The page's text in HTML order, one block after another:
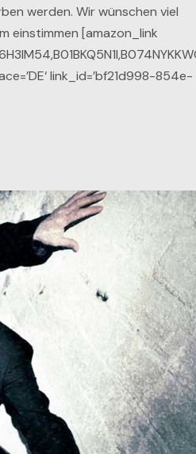
werden. Wir wünschen viel
einstimmen [amazon_link
link_id=’bf21d998-854e-